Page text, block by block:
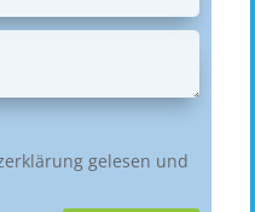
gelesen und